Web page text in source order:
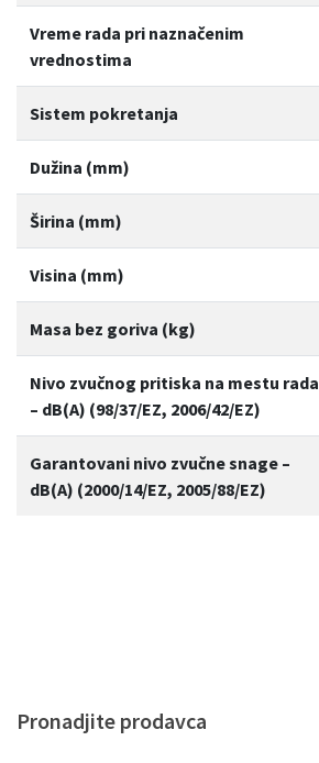
Vreme rada pri naznačenim
vrednostima
Sistem pokretanja
Dužina (mm)
Širina (mm)
Visina (mm)
Masa bez goriva (kg)
Nivo zvučnog pritiska na mestu rada
– dB(A) (98/37/EZ, 2006/42/EZ)
Garantovani nivo zvučne snage –
dB(A) (2000/14/EZ, 2005/88/EZ)
Pronadjite prodavca